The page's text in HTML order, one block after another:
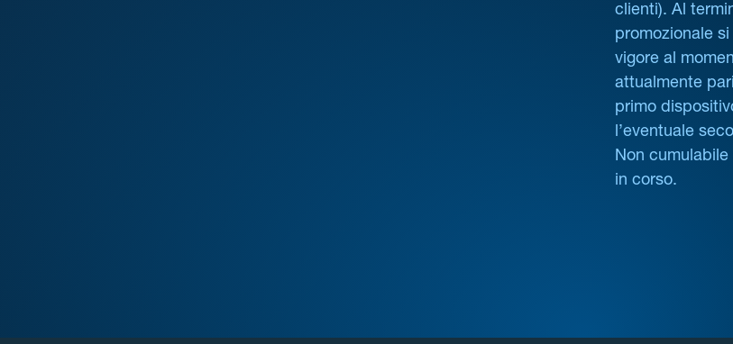
clienti). Al
promozionale
vigore al
attualmente
primo
l’eventuale
Non
in corso.